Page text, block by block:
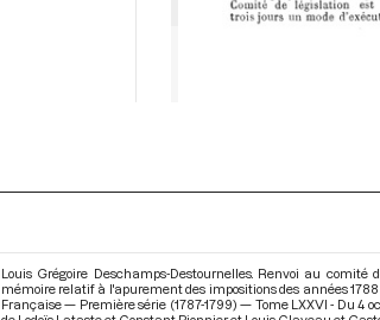
Louis Grégoire Deschamps-Destournelles. Renvoi au
mémoire relatif à l'apurement des impositions des années
Française — Première série (1787-1799) — Tome LXXVI - Du 4